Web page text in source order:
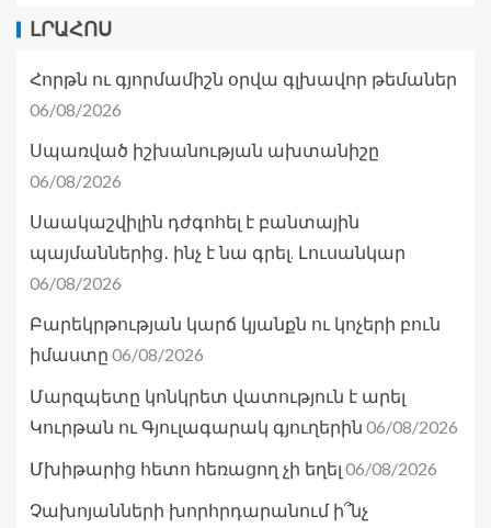
ԼՐԱՀՈՍ
Հորթն ու գյորմամիշն օրվա գլխավոր թեմաներ
06/08/2026
Սպառված իշխանության ախտանիշը
06/08/2026
Սաակաշվիլին դժգոհել է բանտային
պայմաններից․ ինչ է նա գրել. Լուսանկար
06/08/2026
Բարեկրթության կարճ կյանքն ու կոչերի բուն
իմաստը 06/08/2026
Մարզպետը կոնկրետ վատություն է արել
Կուրթան ու Գյուլագարակ գյուղերին 06/08/2026
Մխիթարից հետո հեռացող չի եղել 06/08/2026
Չախոյանների խորհրդարանում ի՞նչ